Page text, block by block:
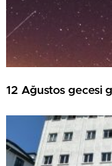
12 Ağustos gecesi